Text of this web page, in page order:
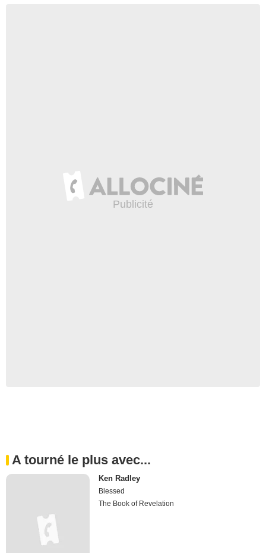
A tourné le plus avec...
Ken Radley
Blessed
The Book of Revelation